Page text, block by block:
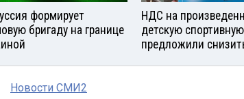
формирует
бригаду на границе
НДС на
детскую
предложили
Новости СМИ2